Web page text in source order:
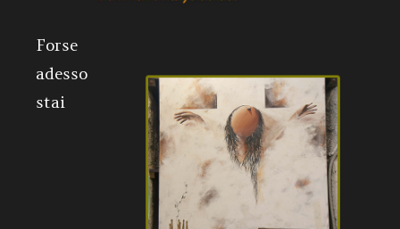
Forse
adesso
stai